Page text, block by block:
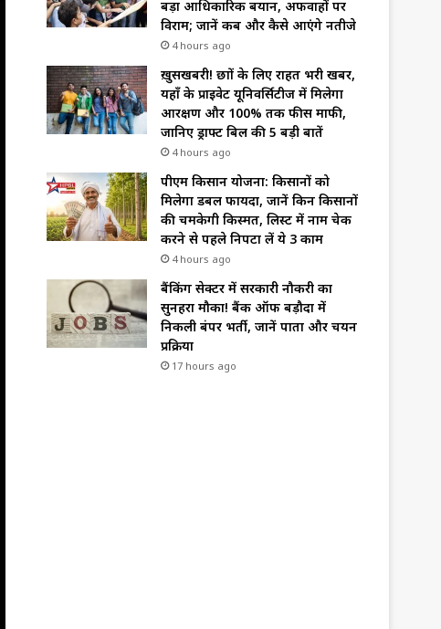
बड़ा आधिकारिक बयान, अफवाहों पर
विराम; जानें कब और कैसे आएंगे नतीजे
4 hours ago
ख़ुसखबरी! छात्रों के लिए राहत भरी खबर,
यहाँ के प्राइवेट यूनिवर्सिटीज में मिलेगा
आरक्षण और 100% तक फीस माफी,
जानिए ड्राफ्ट बिल की 5 बड़ी बातें
4 hours ago
पीएम किसान योजना: किसानों को
मिलेगा डबल फायदा, जानें किन किसानों
की चमकेगी किस्मत, लिस्ट में नाम चेक
करने से पहले निपटा लें ये 3 काम
4 hours ago
बैंकिंग सेक्टर में सरकारी नौकरी का
सुनहरा मौका! बैंक ऑफ बड़ौदा में
निकली बंपर भर्ती, जानें पात्रता और चयन
प्रक्रिया
17 hours ago